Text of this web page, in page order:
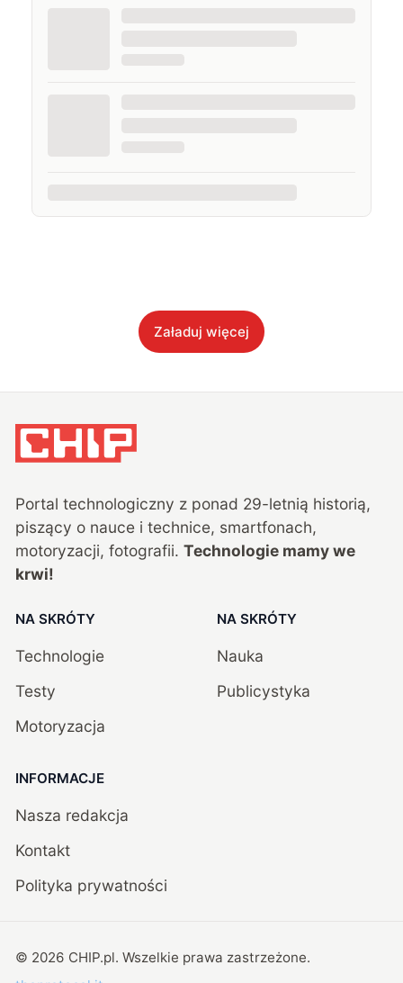
Załaduj więcej
Portal technologiczny z ponad 29-letnią historią,
piszący o nauce i technice, smartfonach,
motoryzacji, fotografii. Technologie mamy we
krwi!
NA SKRÓTY
Technologie
Testy
Motoryzacja
NA SKRÓTY
Nauka
Publicystyka
INFORMACJE
Nasza redakcja
Kontakt
Polityka prywatności
© 2026 CHIP.pl. Wszelkie prawa zastrzeżone.